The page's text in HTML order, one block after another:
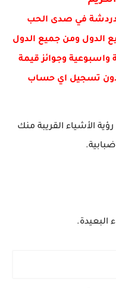
في صدى الحب
الدول ومن جميع الدول
وجوائز قيمة
تسجيل اي حساب
الأشياء القريبة منك
البعيدة.